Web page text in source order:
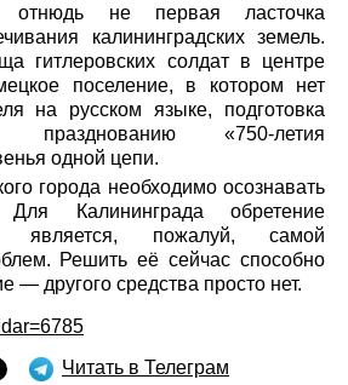
отнюдь не первая ласточка
калининградских земель.
гитлеровских солдат в центре
поселение, в котором нет
на русском языке, подготовка
«750-летия
одной цепи.
города необходимо осознавать
Калининграда обретение
является, пожалуй, самой
Решить её сейчас способно
— другого средства просто нет.
Читать в Телеграм